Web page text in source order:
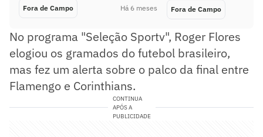
Fora de Campo Há 6 meses Fora de Campo
No programa "Seleção Sportv", Roger Flores
elogiou os gramados do futebol brasileiro,
mas fez um alerta sobre o palco da final entre
Flamengo e Corinthians.
CONTINUA
APÓS A
PUBLICIDADE